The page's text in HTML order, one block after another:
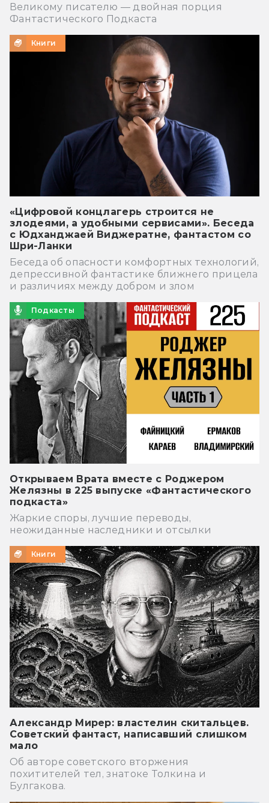
Великому писателю — двойная порция
Фантастического Подкаста
Книги
«Цифровой концлагерь строится не
злодеями, а удобными сервисами». Беседа
с Юдханджаей Виджератне, фантастом со
Шри-Ланки
Беседа об опасности комфортных технологий,
депрессивной фантастике ближнего прицела
и различиях между добром и злом
Подкасты
Открываем Врата вместе с Роджером
Желязны в 225 выпуске «Фантастического
подкаста»
Жаркие споры, лучшие переводы,
неожиданные наследники и отсылки
Книги
Александр Мирер: властелин скитальцев.
Советский фантаст, написавший слишком
мало
Об авторе советского вторжения
похитителей тел, знатоке Толкина и
Булгакова.